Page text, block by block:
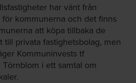
har vänt från
kommunerna och det finns
att köpa tillbaka de
till privata fastighetsbolag, men
Kommuninvests tf
i ett samtal om